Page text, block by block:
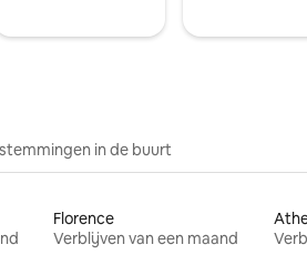
in de buurt
Florence
Verblijven van een maand